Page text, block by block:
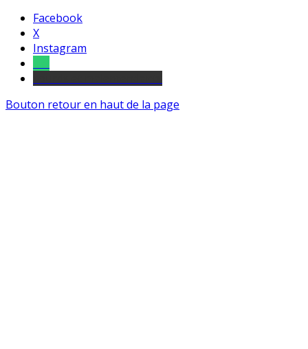
Facebook
X
Instagram
Bouton retour en haut de la page